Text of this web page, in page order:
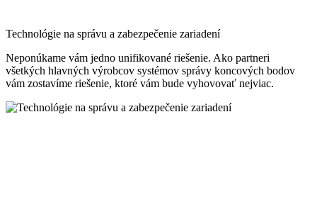
Technológie na správu a zabezpečenie zariadení
Neponúkame vám jedno unifikované riešenie. Ako partneri
všetkých hlavných výrobcov systémov správy koncových bodov
vám zostavíme riešenie, ktoré vám bude vyhovovať nejviac.